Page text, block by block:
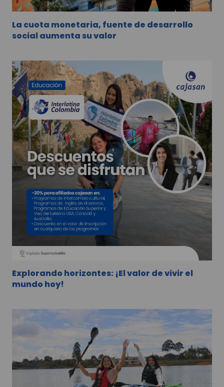
La cuota monetaria, fuente de desarrollo
social aumenta su valor
Explorando horizontes: ¡El valor de vivir el
mundo hoy!